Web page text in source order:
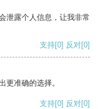
泄露个人信息，让我非常
支持[0] 反对[0]
更准确的选择。
支持[0] 反对[0]